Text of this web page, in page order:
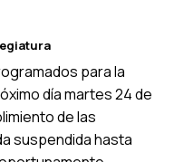
para la
día martes 24 de
de las
suspendida hasta